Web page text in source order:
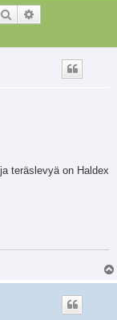
Etsi
teräslevyä on Haldex